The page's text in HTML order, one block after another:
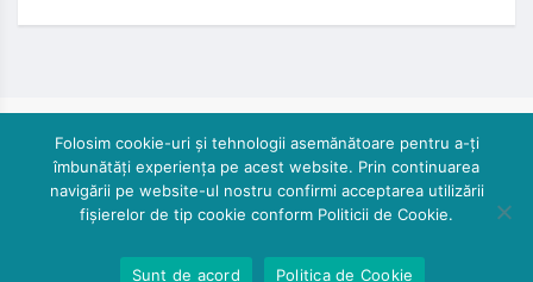
© 2024, Cautasanatate.ro by DoctorPR. All rights reserved
Folosim cookie-uri și tehnologii asemănătoare pentru a-ți
îmbunătăți experiența pe acest website. Prin continuarea
navigării pe website-ul nostru confirmi acceptarea utilizării
fișierelor de tip cookie conform Politicii de Cookie.
Sunt de acord Politica de Cookie